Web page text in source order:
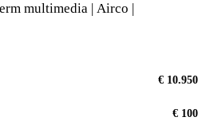
multimedia | Airco |
€ 10.950
€ 100